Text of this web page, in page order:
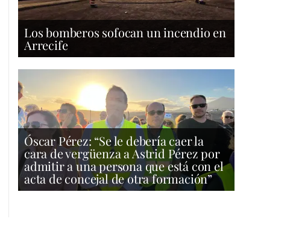
Los bomberos sofocan un incendio en
Arrecife
Óscar Pérez: “Se le debería caer la
cara de vergüenza a Astrid Pérez por
admitir a una persona que está con el
acta de concejal de otra formación”